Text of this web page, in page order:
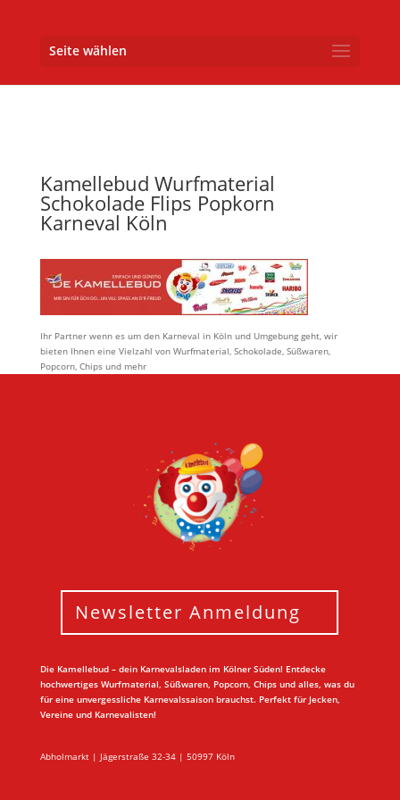
Seite wählen
Kamellebud Wurfmaterial
Schokolade Flips Popkorn
Karneval Köln
Ihr Partner wenn es um den Karneval in Köln und Umgebung geht, wir
bieten Ihnen eine Vielzahl von Wurfmaterial, Schokolade, Süßwaren,
Popcorn, Chips und mehr
Newsletter Anmeldung
Die Kamellebud – dein Karnevalsladen im Kölner Süden! Entdecke
hochwertiges Wurfmaterial, Süßwaren, Popcorn, Chips und alles, was du
für eine unvergessliche Karnevalssaison brauchst. Perfekt für Jecken,
Vereine und Karnevalisten!
Abholmarkt | Jägerstraße 32-34 | 50997 Köln